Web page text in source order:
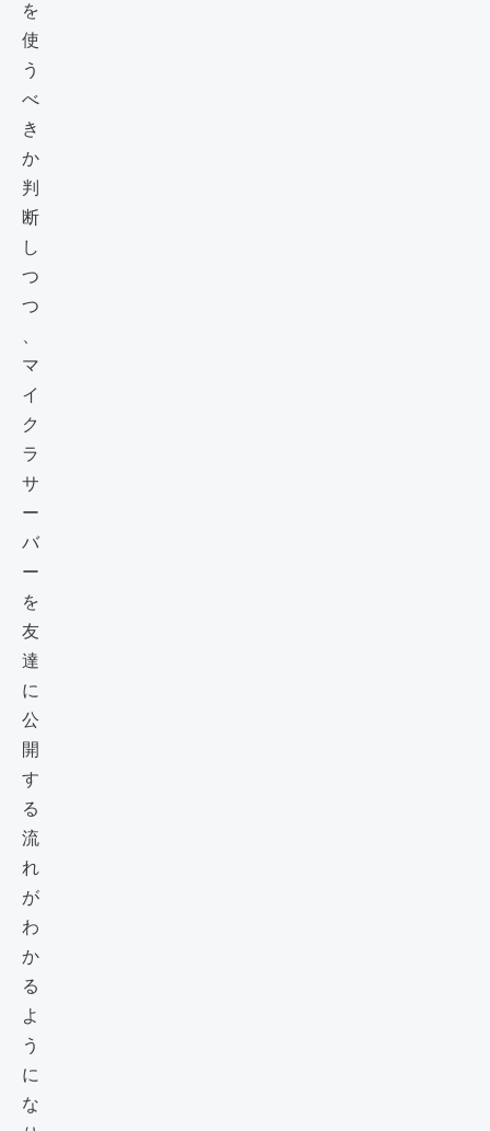
を
使
う
べ
き
か
判
断
し
つ
つ
マ
イ
ク
ラ
サ
ー
バ
ー
を
友
達
に
公
開
す
る
流
れ
が
わ
か
る
よ
う
に
な